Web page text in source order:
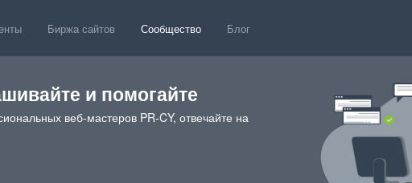
Биржа сайтов Сообщество Блог
и помогайте
веб-мастеров PR-CY, отвечайте на